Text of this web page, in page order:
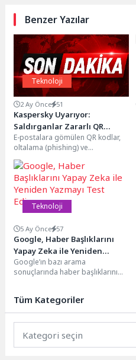
Benzer Yazılar
Teknoloji
2 Ay Önce 51
Kaspersky Uyarıyor:
Saldırganlar Zararlı QR
Kodları Metin Sembolleriyle
Oluşturuyor
E-postalara gömülen QR kodlar,
oltalama (phishing) ve
dolandırıcılık faaliyetlerinde uzun
süredir kullanılan bir yöntem.
Nitekim...
Teknoloji
5 Ay Önce 57
Google, Haber Başlıklarını
Yapay Zeka ile Yeniden
Yazmayı Test Ediyor
Google’ın bazı arama
sonuçlarında haber başlıklarını
test ettiği...
Tüm Kategoriler